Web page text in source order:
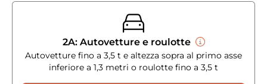
2A: Autovetture e roulotte
Autovetture fino a 3,5 t e altezza sopra al primo asse
inferiore a 1,3 metri o roulotte fino a 3,5 t